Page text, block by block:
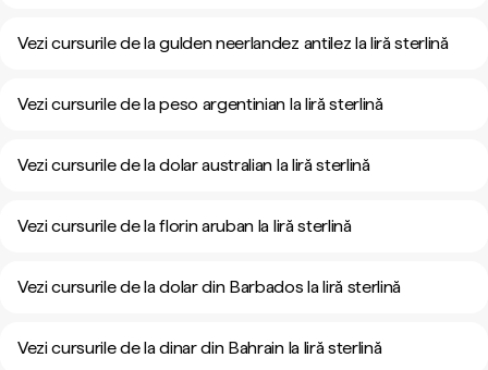
Vezi cursurile de la gulden neerlandez antilez la liră sterlină
Vezi cursurile de la peso argentinian la liră sterlină
Vezi cursurile de la dolar australian la liră sterlină
Vezi cursurile de la florin aruban la liră sterlină
Vezi cursurile de la dolar din Barbados la liră sterlină
Vezi cursurile de la dinar din Bahrain la liră sterlină